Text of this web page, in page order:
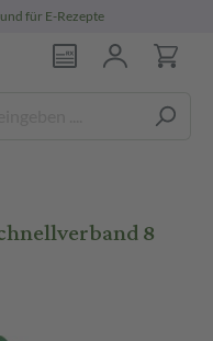
für E-Rezepte
8